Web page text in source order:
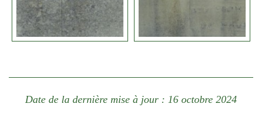
Date de la dernière mise à jour : 16 octobre 2024